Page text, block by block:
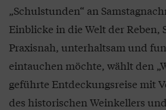
„Schulstunden“ an
Einblicke in die Welt der Reben,
Praxisnah, unterhaltsam und
eintauchen möchte, wählt den
geführte Entdeckungsreise mit
des historischen Weinkellers